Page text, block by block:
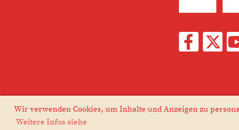
Wir verwenden Cookies, um Inhalte und Anzeigen zu
Weitere Infos siehe